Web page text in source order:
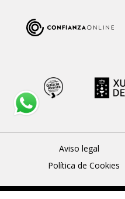
Aviso legal
Política de Cookies